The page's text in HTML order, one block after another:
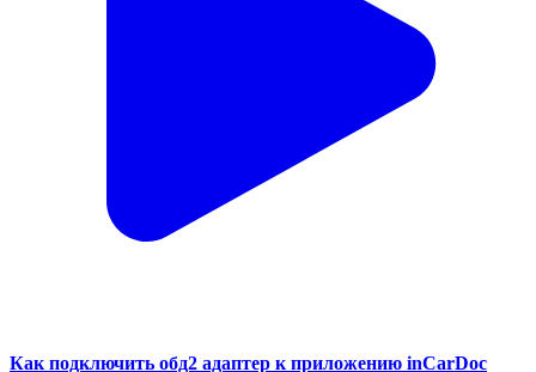
Как подключить обд2 адаптер к приложению inCarDoc